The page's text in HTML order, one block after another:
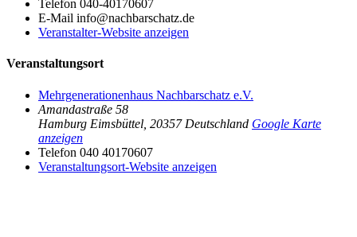
Telefon 040-40170607
E-Mail info@nachbarschatz.de
Veranstalter-Website anzeigen
Veranstaltungsort
Mehrgenerationenhaus Nachbarschatz e.V.
Amandastraße 58
Hamburg Eimsbüttel 20357 Deutschland Google Karte
anzeigen
Telefon 040 40170607
Veranstaltungsort-Website anzeigen